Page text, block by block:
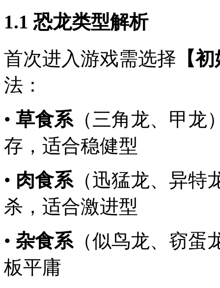
1.1 恐龙类型解析
首次进入游戏需选择 【
法：
• 草食系（三角龙、甲龙
存，适合稳健型
• 肉食系（迅猛龙、异特
杀，适合激进型
• 杂食系（似鸟龙、窃蛋
板平庸